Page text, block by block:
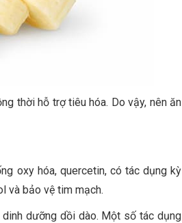
thời hỗ trợ tiêu hóa. Do vậy, nên ăn
oxy hóa, quercetin, có tác dụng kỳ
và bảo vệ tim mạch.
dưỡng dồi dào. Một số tác dụng